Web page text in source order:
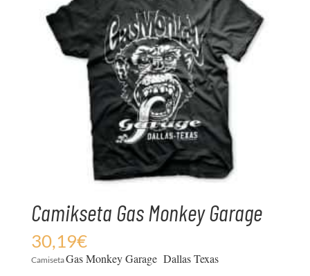
Camikseta Gas Monkey Garage
30,19€
CamisetaGas Monkey Garage Dallas Texas